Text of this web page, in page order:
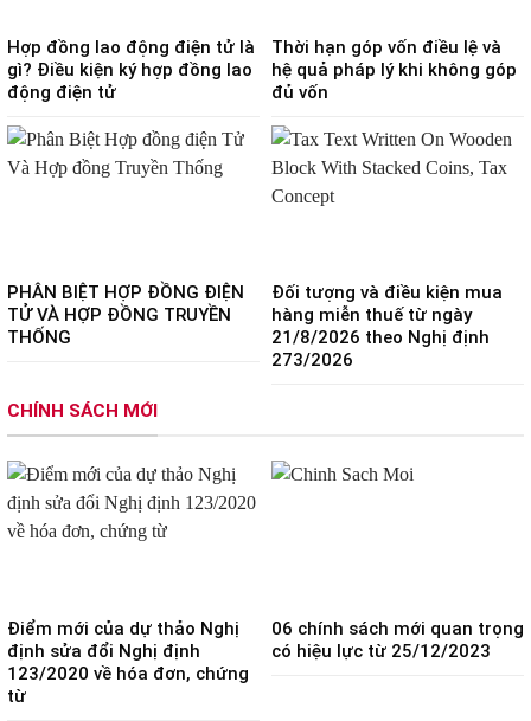
Hợp đồng lao động điện tử là
gì? Điều kiện ký hợp đồng lao
động điện tử
Thời hạn góp vốn điều lệ và
hệ quả pháp lý khi không góp
đủ vốn
PHÂN BIỆT HỢP ĐỒNG ĐIỆN
TỬ VÀ HỢP ĐỒNG TRUYỀN
THỐNG
Đối tượng và điều kiện mua
hàng miễn thuế từ ngày
21/8/2026 theo Nghị định
273/2026
CHÍNH SÁCH MỚI
Điểm mới của dự thảo Nghị
định sửa đổi Nghị định
123/2020 về hóa đơn, chứng
từ
06 chính sách mới quan trọng
có hiệu lực từ 25/12/2023